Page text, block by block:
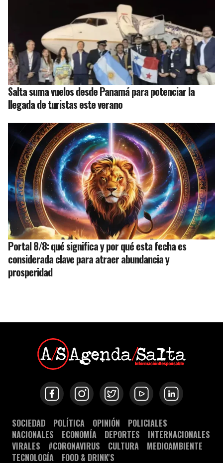
Salta suma vuelos desde Panamá para potenciar la
llegada de turistas este verano
Portal 8/8: qué significa y por qué esta fecha es
considerada clave para atraer abundancia y
prosperidad
SOCIEDAD POLÍTICA OPINIÓN
POLICIALES
NACIONALES
ECONOMÍA DEPORTES
INTERNACIONALES
VIRALES
#CORONAVIRUS CULTURA
MEDIOAMBIENTE
TECNOLOGÍA
FOOD & DRINK'S